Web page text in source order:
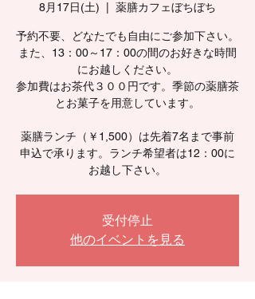
8月17日(土) 薬膳カフェぼちぼち
予約不要、どなたでも自由にご参加下さい。
また、13：00～17：00の間のお好きな時間
にお越しください。
参加費はお茶代３００円です。季節の薬膳茶
とお菓子を用意しています。
薬膳ランチ（￥1,500）は先着7名まで事前
申込で承ります。ランチ希望者は12：00に
お越し下さい。
受付停止
他のイベントを見る